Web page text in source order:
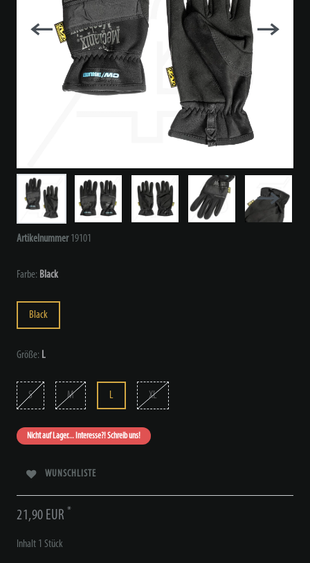
Artikelnummer19101
Farbe: Black
Black
Größe: L
S M L XL
Nicht auf Lager... Interesse?! Schreib uns!
WUNSCHLISTE
21,90 EUR *
Inhalt 1 Stück